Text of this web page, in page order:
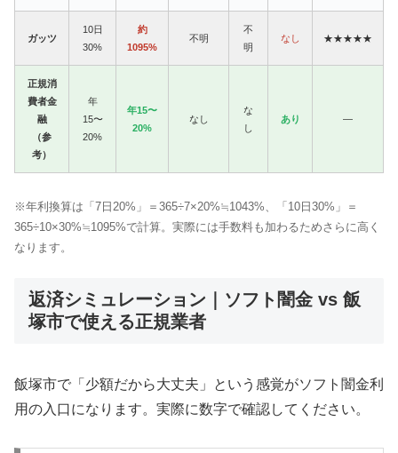
ガッツ
10日
30%
約
1095%
不明
不
明
なし ★★★★★
正規消
費者金
融
（参
考）
年
15〜
20%
年15〜
20%
なし
な
し
あり —
※年利換算は「7日20%」＝365÷7×20%≒1043%、「10日30%」＝
365÷10×30%≒1095%で計算。実際には手数料も加わるためさらに高く
なります。
返済シミュレーション｜ソフト闇金 vs 飯
塚市で使える正規業者
飯塚市で「少額だから大丈夫」という感覚がソフト闇金利
用の入口になります。実際に数字で確認してください。